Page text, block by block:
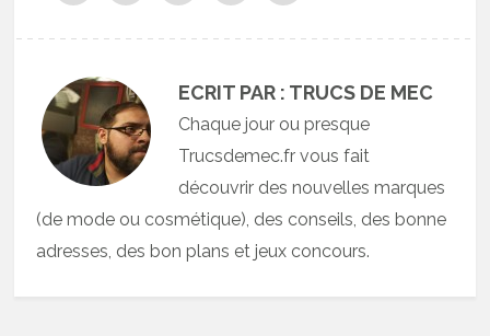
ECRIT PAR : TRUCS DE MEC
Chaque jour ou presque
Trucsdemec.fr vous fait
découvrir des nouvelles marques
(de mode ou cosmétique), des conseils, des bonne
adresses, des bon plans et jeux concours.